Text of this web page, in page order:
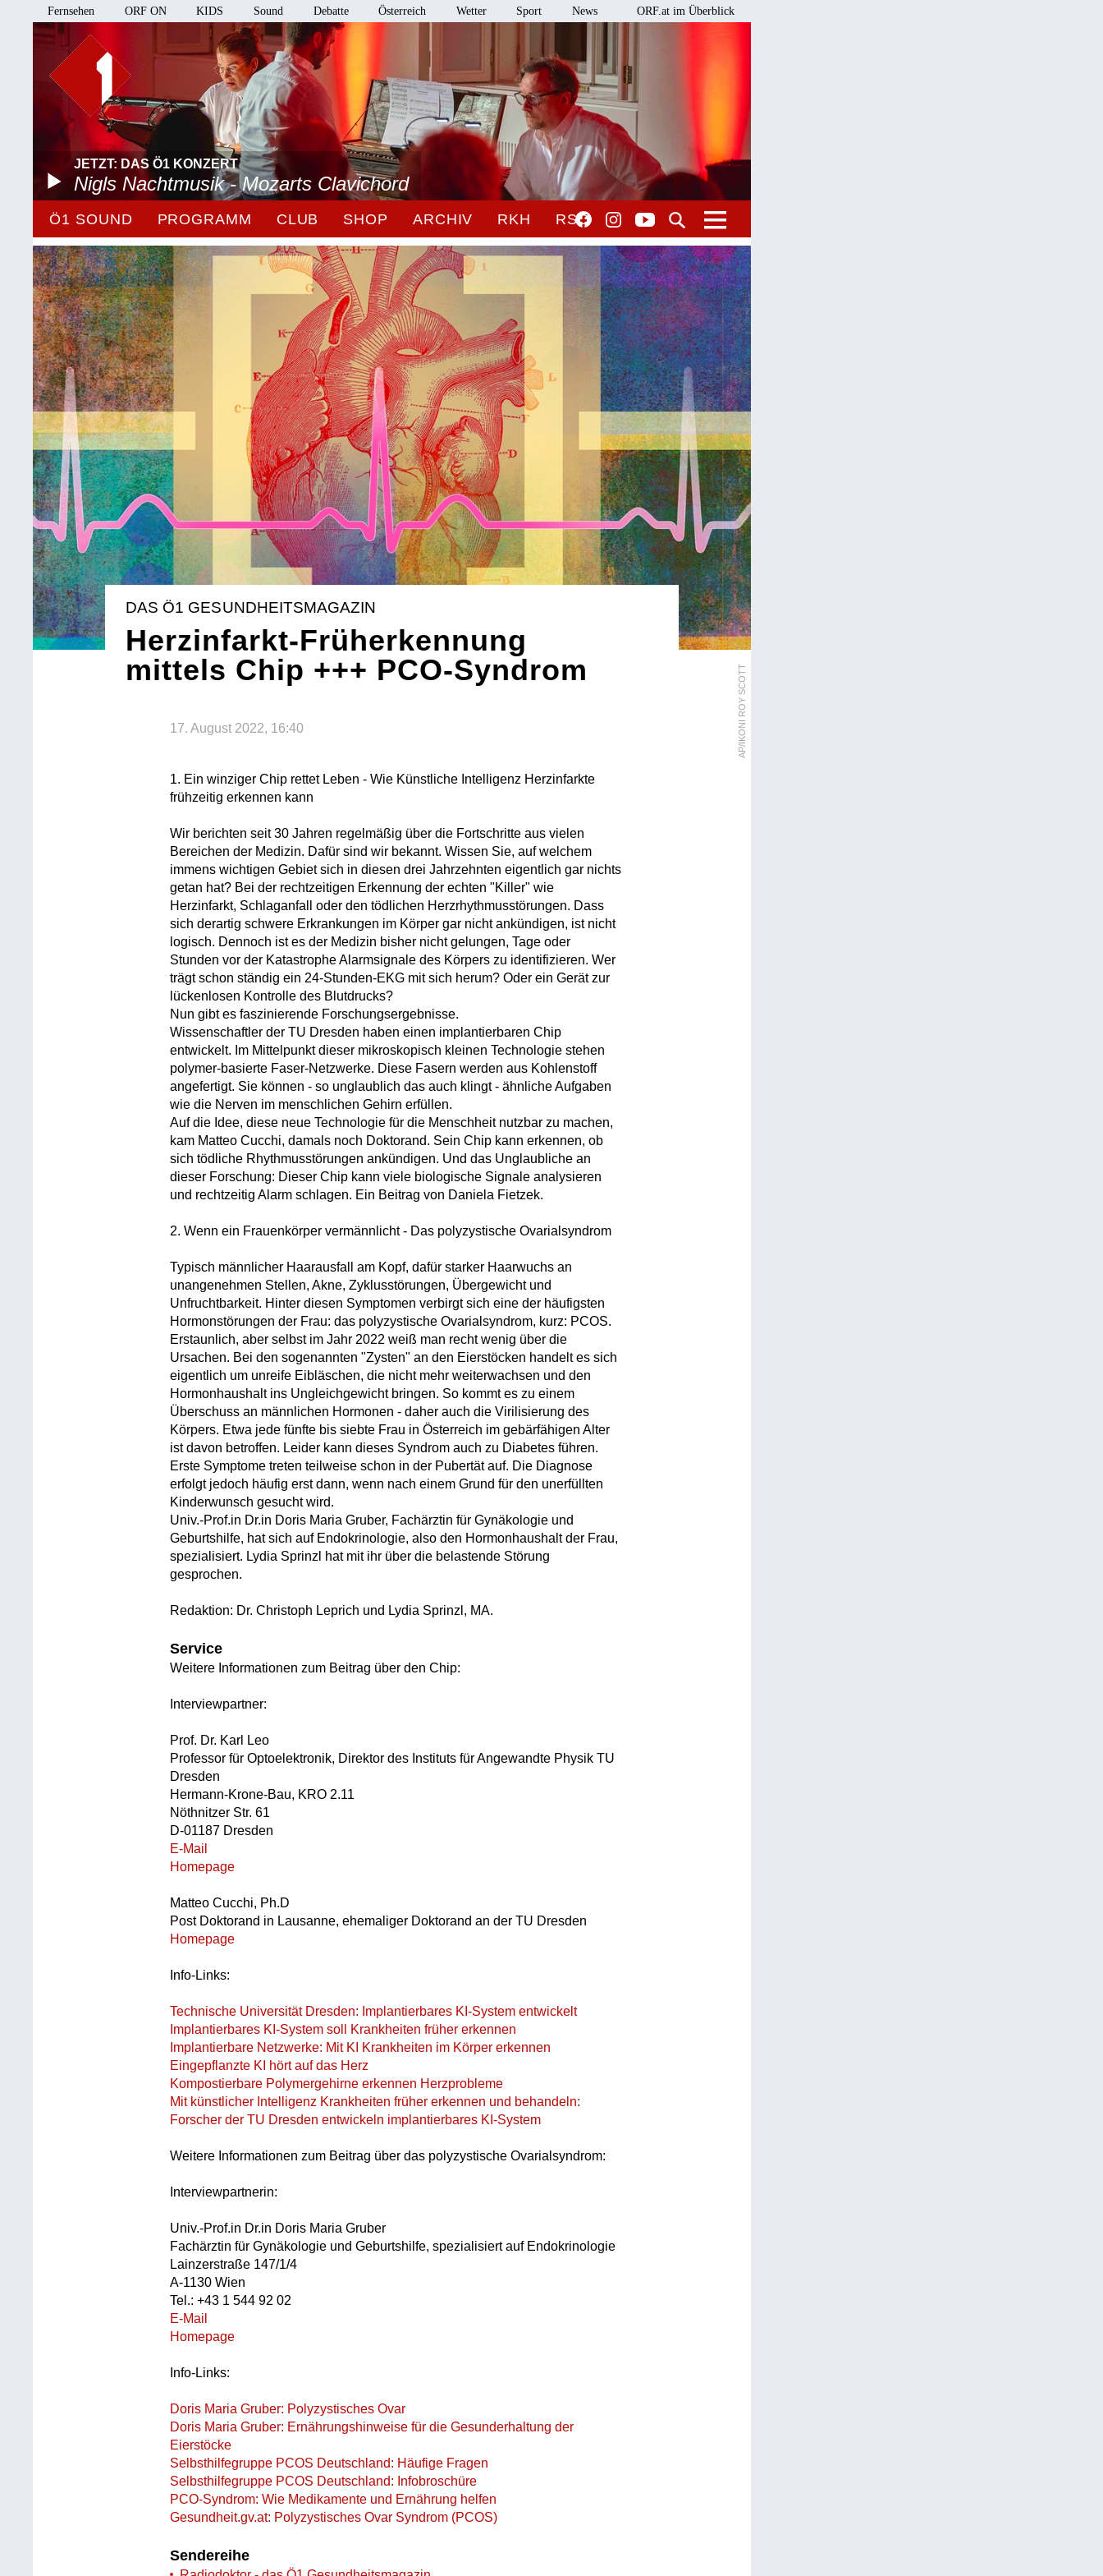
Fernsehen ORF ON KIDS Sound Debatte Österreich Wetter Sport News ORF.at im Überblick
JETZT: DAS Ö1 KONZERT
Nigls Nachtmusik - Mozarts Clavichord
Ö1 SOUND PROGRAMM CLUB SHOP ARCHIV RKH RSO
AP/IKONI ROY SCOTT
DAS Ö1 GESUNDHEITSMAGAZIN
Herzinfarkt-Früherkennung
mittels Chip +++ PCO-Syndrom
17. August 2022, 16:40
1. Ein winziger Chip rettet Leben - Wie Künstliche Intelligenz Herzinfarkte
frühzeitig erkennen kann
Wir berichten seit 30 Jahren regelmäßig über die Fortschritte aus vielen
Bereichen der Medizin. Dafür sind wir bekannt. Wissen Sie, auf welchem
immens wichtigen Gebiet sich in diesen drei Jahrzehnten eigentlich gar nichts
getan hat? Bei der rechtzeitigen Erkennung der echten "Killer" wie
Herzinfarkt, Schlaganfall oder den tödlichen Herzrhythmusstörungen. Dass
sich derartig schwere Erkrankungen im Körper gar nicht ankündigen, ist nicht
logisch. Dennoch ist es der Medizin bisher nicht gelungen, Tage oder
Stunden vor der Katastrophe Alarmsignale des Körpers zu identifizieren. Wer
trägt schon ständig ein 24-Stunden-EKG mit sich herum? Oder ein Gerät zur
lückenlosen Kontrolle des Blutdrucks?
Nun gibt es faszinierende Forschungsergebnisse.
Wissenschaftler der TU Dresden haben einen implantierbaren Chip
entwickelt. Im Mittelpunkt dieser mikroskopisch kleinen Technologie stehen
polymer-basierte Faser-Netzwerke. Diese Fasern werden aus Kohlenstoff
angefertigt. Sie können - so unglaublich das auch klingt - ähnliche Aufgaben
wie die Nerven im menschlichen Gehirn erfüllen.
Auf die Idee, diese neue Technologie für die Menschheit nutzbar zu machen,
kam Matteo Cucchi, damals noch Doktorand. Sein Chip kann erkennen, ob
sich tödliche Rhythmusstörungen ankündigen. Und das Unglaubliche an
dieser Forschung: Dieser Chip kann viele biologische Signale analysieren
und rechtzeitig Alarm schlagen. Ein Beitrag von Daniela Fietzek.
2. Wenn ein Frauenkörper vermännlicht - Das polyzystische Ovarialsyndrom
Typisch männlicher Haarausfall am Kopf, dafür starker Haarwuchs an
unangenehmen Stellen, Akne, Zyklusstörungen, Übergewicht und
Unfruchtbarkeit. Hinter diesen Symptomen verbirgt sich eine der häufigsten
Hormonstörungen der Frau: das polyzystische Ovarialsyndrom, kurz: PCOS.
Erstaunlich, aber selbst im Jahr 2022 weiß man recht wenig über die
Ursachen. Bei den sogenannten "Zysten" an den Eierstöcken handelt es sich
eigentlich um unreife Eibläschen, die nicht mehr weiterwachsen und den
Hormonhaushalt ins Ungleichgewicht bringen. So kommt es zu einem
Überschuss an männlichen Hormonen - daher auch die Virilisierung des
Körpers. Etwa jede fünfte bis siebte Frau in Österreich im gebärfähigen Alter
ist davon betroffen. Leider kann dieses Syndrom auch zu Diabetes führen.
Erste Symptome treten teilweise schon in der Pubertät auf. Die Diagnose
erfolgt jedoch häufig erst dann, wenn nach einem Grund für den unerfüllten
Kinderwunsch gesucht wird.
Univ.-Prof.in Dr.in Doris Maria Gruber, Fachärztin für Gynäkologie und
Geburtshilfe, hat sich auf Endokrinologie, also den Hormonhaushalt der Frau,
spezialisiert. Lydia Sprinzl hat mit ihr über die belastende Störung
gesprochen.
Redaktion: Dr. Christoph Leprich und Lydia Sprinzl, MA.
Service
Weitere Informationen zum Beitrag über den Chip:
Interviewpartner:
Prof. Dr. Karl Leo
Professor für Optoelektronik, Direktor des Instituts für Angewandte Physik TU
Dresden
Hermann-Krone-Bau, KRO 2.11
Nöthnitzer Str. 61
D-01187 Dresden
E-Mail
Homepage
Matteo Cucchi, Ph.D
Post Doktorand in Lausanne, ehemaliger Doktorand an der TU Dresden
Homepage
Info-Links:
Technische Universität Dresden: Implantierbares KI-System entwickelt
Implantierbares KI-System soll Krankheiten früher erkennen
Implantierbare Netzwerke: Mit KI Krankheiten im Körper erkennen
Eingepflanzte KI hört auf das Herz
Kompostierbare Polymergehirne erkennen Herzprobleme
Mit künstlicher Intelligenz Krankheiten früher erkennen und behandeln:
Forscher der TU Dresden entwickeln implantierbares KI-System
Weitere Informationen zum Beitrag über das polyzystische Ovarialsyndrom:
Interviewpartnerin:
Univ.-Prof.in Dr.in Doris Maria Gruber
Fachärztin für Gynäkologie und Geburtshilfe, spezialisiert auf Endokrinologie
Lainzerstraße 147/1/4
A-1130 Wien
Tel.: +43 1 544 92 02
E-Mail
Homepage
Info-Links:
Doris Maria Gruber: Polyzystisches Ovar
Doris Maria Gruber: Ernährungshinweise für die Gesunderhaltung der
Eierstöcke
Selbsthilfegruppe PCOS Deutschland: Häufige Fragen
Selbsthilfegruppe PCOS Deutschland: Infobroschüre
PCO-Syndrom: Wie Medikamente und Ernährung helfen
Gesundheit.gv.at: Polyzystisches Ovar Syndrom (PCOS)
Sendereihe